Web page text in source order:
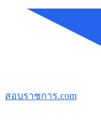
สอบราชการ.com